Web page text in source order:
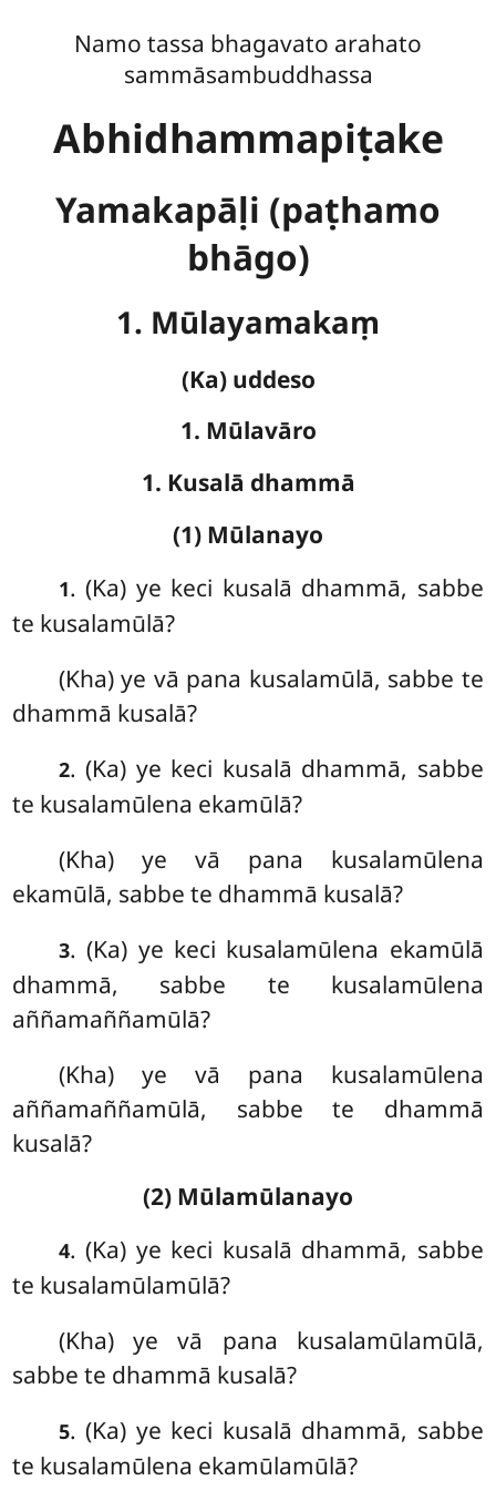
Namo tassa bhagavato arahato
sammāsambuddhassa
Abhidhammapiṭake
Yamakapāḷi (paṭhamo
bhāgo)
1. Mūlayamakaṃ
(Ka) uddeso
1. Mūlavāro
1. Kusalā dhammā
(1) Mūlanayo
1. (Ka) ye keci kusalā dhammā, sabbe
te kusalamūlā?
(Kha) ye vā pana kusalamūlā, sabbe te
dhammā kusalā?
2. (Ka) ye keci kusalā dhammā, sabbe
te kusalamūlena ekamūlā?
(Kha) ye vā pana kusalamūlena
ekamūlā, sabbe te dhammā kusalā?
3. (Ka) ye keci kusalamūlena ekamūlā
dhammā, sabbe te kusalamūlena
aññamaññamūlā?
(Kha) ye vā pana kusalamūlena
aññamaññamūlā, sabbe te dhammā
kusalā?
(2) Mūlamūlanayo
4. (Ka) ye keci kusalā dhammā, sabbe
te kusalamūlamūlā?
(Kha) ye vā pana kusalamūlamūlā,
sabbe te dhammā kusalā?
5. (Ka) ye keci kusalā dhammā, sabbe
te kusalamūlena ekamūlamūlā?